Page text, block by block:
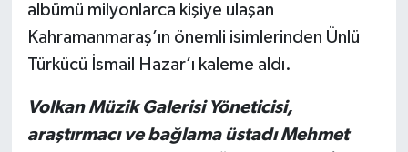
albümü milyonlarca kişiye ulaşan
Kahramanmaraş’ın önemli isimlerinden Ünlü
Türkücü İsmail Hazar’ı kaleme aldı.
Volkan Müzik Galerisi Yöneticisi,
araştırmacı ve bağlama üstadı Mehmet